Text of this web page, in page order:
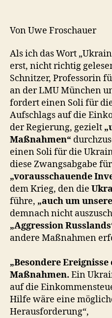
Von Uwe Froschauer
Als ich das Wort
erst, nicht richtig
Schnitzer, Professorin
an der LMU München
fordert einen Soli für
Aufschlags auf die
der Regierung, gezielt
Maßnahmen“
einen Soli für die
diese Zwangsabgabe
„vorausschauende
dem Krieg, den die
führe, „auch um
demnach nicht
„Aggression
andere Maßnahmen
„Besondere
Maßnahmen. Ein
auf die
Hilfe wäre eine
Herausforderung“,